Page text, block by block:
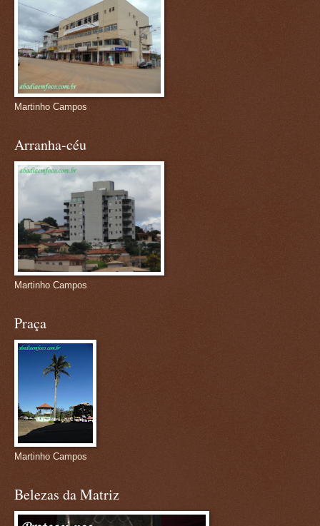
Martinho Campos
Arranha-céu
Martinho Campos
Praça
Martinho Campos
Belezas da Matriz